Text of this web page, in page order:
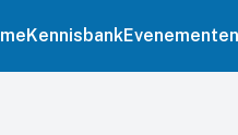
KennisbankEvenementen